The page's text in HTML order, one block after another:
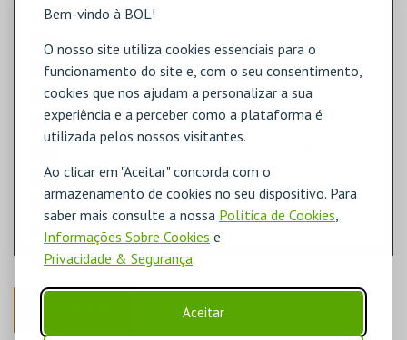
Bem-vindo à BOL!
O nosso site utiliza cookies essenciais para o
funcionamento do site e, com o seu consentimento,
cookies que nos ajudam a personalizar a sua
experiência e a perceber como a plataforma é
utilizada pelos nossos visitantes.
Ao clicar em "Aceitar" concorda com o
armazenamento de cookies no seu dispositivo. Para
saber mais consulte a nossa Política de Cookies,
Informações Sobre Cookies e
Privacidade & Segurança.
Aceitar
2ª PLATEIA
CAMAROTES LATERAIS
22,00€
LIVRE
BALCÃO LATERAL
22,00€
CAMAROTES CENTRAIS
24,00€
1º BALCÃO
2º BALCÃO
CAD.RODAS E ACOMP. 1ª PLATEIA
26,00€
LIVRE
CAD.RODAS E ACOMP. 2ª PLATEIA